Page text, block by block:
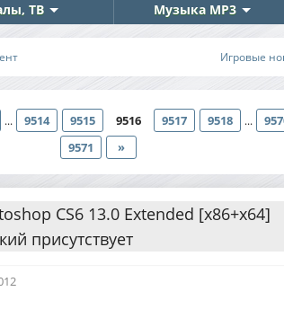
ТВ Музыка MP3
Игровые
... 9514 9515 9516 9517 9518 ...
9571
»
CS6 13.0 Extended [x86+x64]
присутствует